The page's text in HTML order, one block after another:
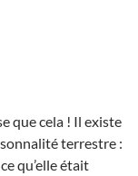
que cela ! Il existe
terrestre :
qu’elle était